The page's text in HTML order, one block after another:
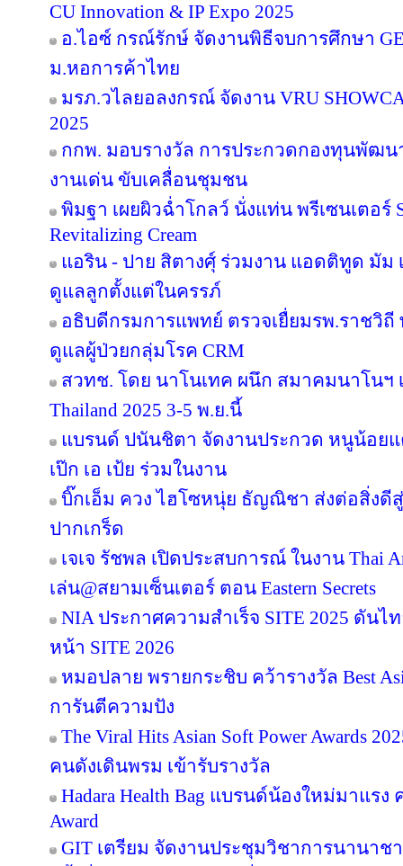
CU Innovation & IP Expo 2025
อ.ไอซ์ กรณ์รักษ์ จัดงานพิธีจบการศึกษา
ม.หอการค้าไทย
มรภ.วไลยอลงกรณ์ จัดงาน VRU
2025
กกพ. มอบรางวัล การประกวดกองทุนพัฒน
งานเด่น ขับเคลื่อนชุมชน
พิมฐา เผยผิวฉ่ำโกลว์ นั่งแท่น พรีเซนเตอร์
Revitalizing Cream
แอริน - ปาย สิตางศุ์ ร่วมงาน แอดติทูด มัม
ดูแลลูกตั้งแต่ในครรภ์
อธิบดีกรมการแพทย์ ตรวจเยื่ยมรพ.ราชวิ
ดูแลผู้ป่วยกลุ่มโรค CRM
สวทช. โดย นาโนเทค ผนึก สมาคมนาโนฯ
Thailand 2025 3-5 พ.ย.นี้
แบรนด์ ปนันชิตา จัดงานประกวด หนูน้อยแ
เป๊ก เอ เป้ย ร่วมในงาน
บิ๊กเอ็ม ควง ไฮโซหนุ่ย ธัญณิชา ส่งต่อสิ่งดี
ปากเกร็ด
เจเจ รัชพล เปิดประสบการณ์ ในงาน Thai
เล่น@สยามเซ็นเตอร์ ตอน Eastern Secrets
NIA ประกาศความสำเร็จ SITE 2025 ดัน
หน้า SITE 2026
หมอปลาย พรายกระชิบ คว้ารางวัล Best
การันตีความปัง
The Viral Hits Asian Soft Power Awards
คนดังเดินพรม เข้ารับรางวัล
Hadara Health Bag แบรนด์น้องใหม่มาแรง
Award
GIT เตรียม จัดงานประชุมวิชาการนานา